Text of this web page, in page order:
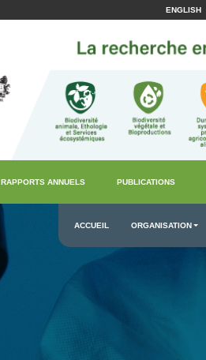
ENGLISH
RAPPORTS ANNUELS PUBLICATIONS
ACCUEIL ORGANISATION